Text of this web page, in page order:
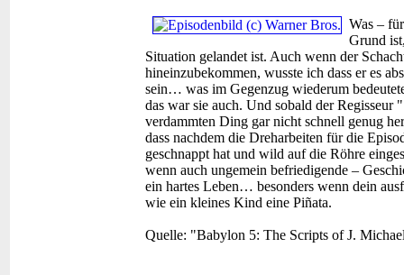
Was –
Grund
Situation gelandet ist. Auch wenn der
hineinzubekommen, wusste ich dass er es
sein… was im Gegenzug wiederum
das war sie auch. Und sobald der
verdammten Ding gar nicht schnell genug
dass nachdem die Dreharbeiten für die
geschnappt hat und wild auf die Röhre
wenn auch ungemein befriedigende –
ein hartes Leben… besonders wenn dein
wie ein kleines Kind eine Piñata.
Quelle: "Babylon 5: The Scripts of J.